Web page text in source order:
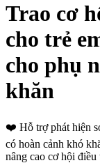
Trao cơ
cho trẻ
cho phụ
khăn
❤️ Hỗ trợ phát hiện
có hoàn cảnh khó
nâng cao cơ hội điều